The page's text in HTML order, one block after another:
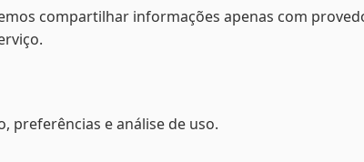
compartilhar informações apenas com
preferências e análise de uso.